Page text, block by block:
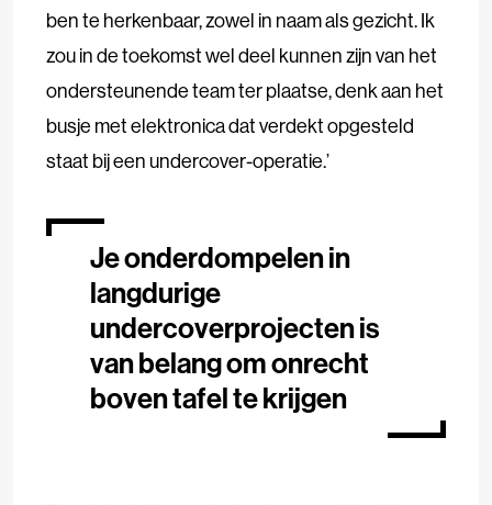
ben te herkenbaar, zowel in naam als gezicht. Ik
zou in de toekomst wel deel kunnen zijn van het
ondersteunende team ter plaatse, denk aan het
busje met elektronica dat verdekt opgesteld
staat bij een undercover-operatie.’
Je onderdompelen in
langdurige
undercoverprojecten is
van belang om onrecht
boven tafel te krijgen